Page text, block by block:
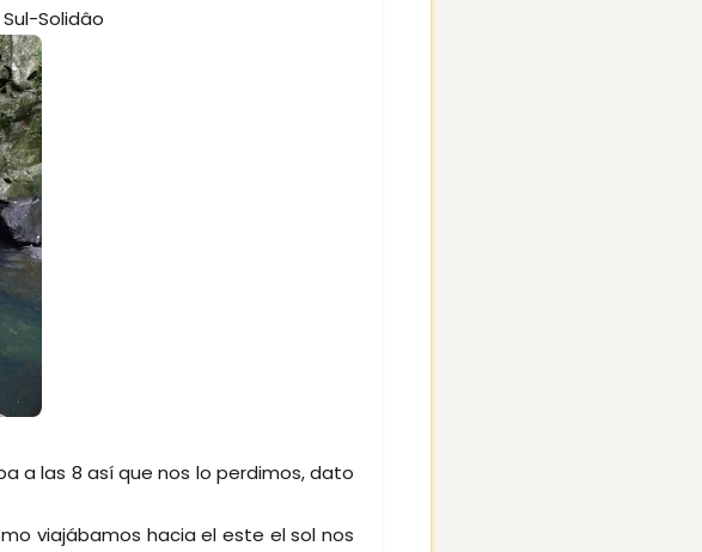
Solidâo
a las 8 así que nos lo perdimos, dato
viajábamos hacia el este el sol nos